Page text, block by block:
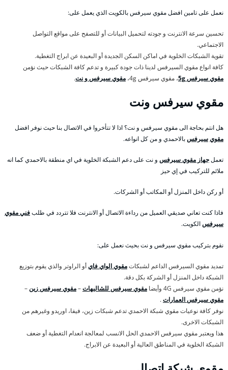
نعمل على تامين افضل مقوي سيرفس بالكويت الذي يعمل على:
تحسين سرعة الانترنت و جودته لتحميل البيانات أو للتصفح على مواقع التواصل
الاجتماعي.
تقوية الشبكات الخلوية في اماكن السكن الجديدة أو البعيدة عن ابراج التغطية.
كافة انواع مقوي السيرفس لدينا ذات جودة كبيرة و تدعم كافة الشبكات حيث نؤمن
مقوي سيرفس 5g
، مقوي سيرفس 4g، مقوي سيرفس و نت.
مقوي سيرفس ونت
هل انتم بحاجة الى مقوي سيرفس و نت؟ اذا لا تتأخروا في الاتصال بنا حيث نوفر افضل
مقويسيرفسبالاحمدي و من كل انواعه.
تعملجهاز مقوي سيرفس و نت على دعم الشبكة الخلوية في اي منطقة بالاحمدي كما انه
ملائم للتركيب في إي حيز
أو ركن داخل المنزل أو المكاتب أو الشركات.
فاذا كنت تعاني صديقي العميل من رداءة الاتصال أو الانترنت فلا تتردد في طلبفني مقوي
سيرفسالكويت.
نقوم بتركيب مقوي سيرفس و نت بحيث نعمل على:
تمديد مقوي السيرفس الداعم لشبكاتمقوي الواي فايأو الراوتر والذي يقوم بتوزيع
الشبكة داخل المنزل أو الشركة بكل دقة.
نؤمن مقوي سيرفس 4G وأيضا
مقوي سيرفس للشاليهات–مقوي سيرفس زين–
مقوي سيرفس العمارات.
نوفر كافة نوعيات مقوي شبكة الاحمدي تدعم شبكات زين، فيفا، اوريدو وغيرهم من
الشبكات الاخرى.
هذا ويعتبر مقوي سيرفس الاحمدي الحل الانسب لمعالجة انعدام التغطية أو ضعف
الشبكة الخلوية في المناطق العالية أو البعيدة عن الابراج.